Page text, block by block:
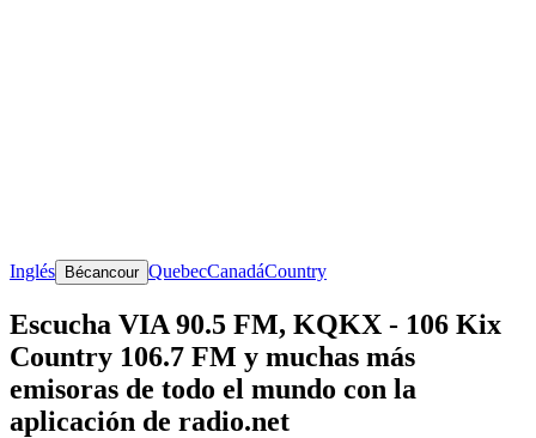
Inglés Bécancour QuebecCanadáCountry
Escucha VIA 90.5 FM, KQKX - 106 Kix
Country 106.7 FM y muchas más
emisoras de todo el mundo con la
aplicación de radio.net